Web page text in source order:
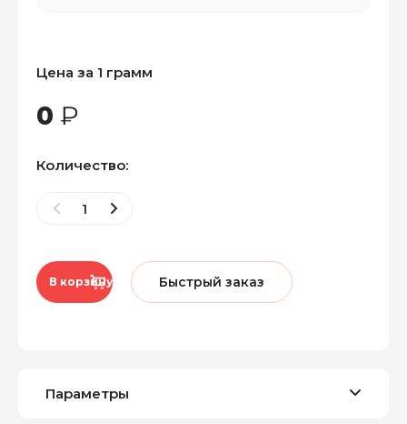
Цена за 1 грамм
0 ₽
Количество:
В корзину Быстрый заказ
Параметры